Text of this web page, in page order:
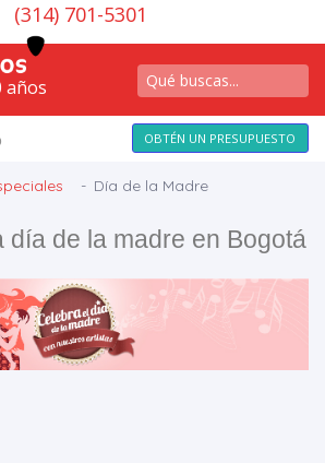
(314) 701-5301
años
OBTÉN UN PRESUPUESTO
Día de la Madre
día de la madre en Bogotá